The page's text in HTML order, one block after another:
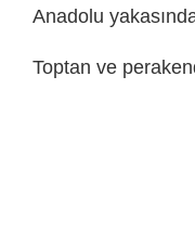
Anadolu
Toptan ve